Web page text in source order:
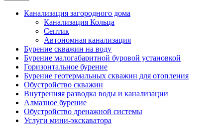
Канализация загородного дома
Канализация Кольца
Септик
Автономная канализация
Бурение скважин на воду
Бурение малогабаритной буровой установкой
Горизонтальное бурение
Бурение геотермальных скважин для отопления
Обустройство скважин
Внутренняя разводка воды и канализации
Алмазное бурение
Обустройство дренажной системы
Услуги мини-экскаватора